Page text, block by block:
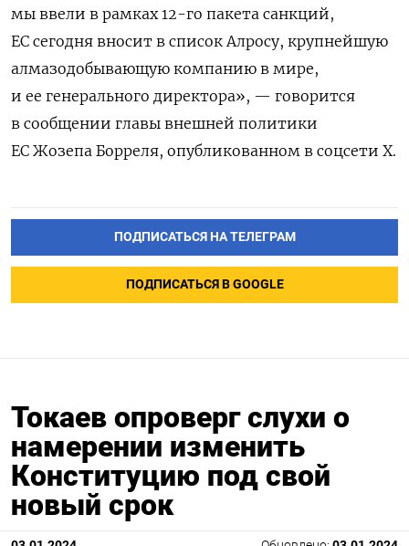
мы ввели в рамках 12-го пакета санкций,
ЕС сегодня вносит в список Алросу, крупнейшую
алмазодобывающую компанию в мире,
и ее генерального директора», — говорится
в сообщении главы внешней политики
ЕС Жозепа Борреля, опубликованном в соцсети X.
ПОДПИСАТЬСЯ НА ТЕЛЕГРАМ
ПОДПИСАТЬСЯ В GOOGLE
Токаев опроверг слухи о
намерении изменить
Конституцию под свой
новый срок